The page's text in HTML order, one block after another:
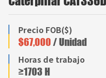
Precio FOB($)
$67,000 / Unidad
Horas de trabajo
≥1703 H